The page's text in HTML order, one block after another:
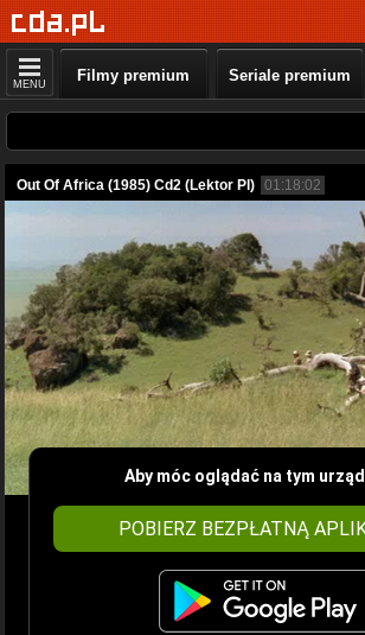
MENU Filmy premium Seriale premium
Out Of Africa (1985) Cd2 (Lektor Pl) 01:18:02
Aby móc oglądać na tym
POBIERZ BEZPŁATNĄ